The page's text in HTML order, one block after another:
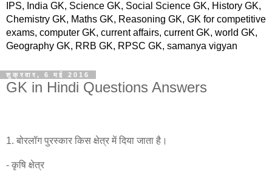
IPS, India GK, Science GK, Social Science GK, History GK,
Chemistry GK, Maths GK, Reasoning GK, GK for competitive
exams, computer GK, current affairs, current GK, world GK,
Geography GK, RRB GK, RPSC GK, samanya vigyan
शुक्रवार, 6 मई 2016
GK in Hindi Questions Answers
1. बोरलॉग पुरस्कार किस क्षेत्र में दिया जाता है।
- कृषि क्षेत्र